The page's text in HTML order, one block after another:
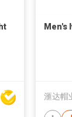
Men's
滙达帽